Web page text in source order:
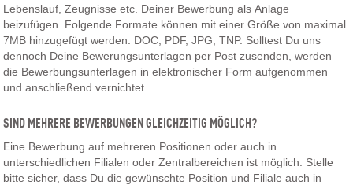
Lebenslauf, Zeugnisse etc. Deiner Bewerbung als Anlage
beizufügen. Folgende Formate können mit einer Größe von maximal
7MB hinzugefügt werden: DOC, PDF, JPG, TNP. Solltest Du uns
dennoch Deine Bewerungsunterlagen per Post zusenden, werden
die Bewerbungsunterlagen in elektronischer Form aufgenommen
und anschließend vernichtet.
SIND MEHRERE BEWERBUNGEN GLEICHZEITIG MÖGLICH?
Eine Bewerbung auf mehreren Positionen oder auch in
unterschiedlichen Filialen oder Zentralbereichen ist möglich. Stelle
bitte sicher, dass Du die gewünschte Position und Filiale auch in